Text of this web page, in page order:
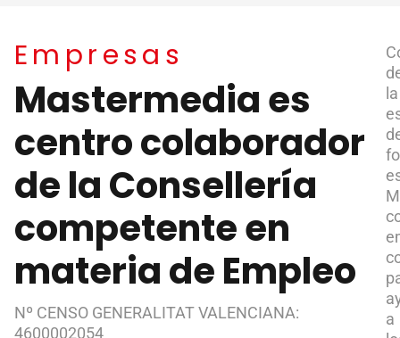
Empresas
Mastermedia es
centro colaborador
de la Consellería
competente en
materia de Empleo
Nº CENSO GENERALITAT VALENCIANA:
4600002054
la
a